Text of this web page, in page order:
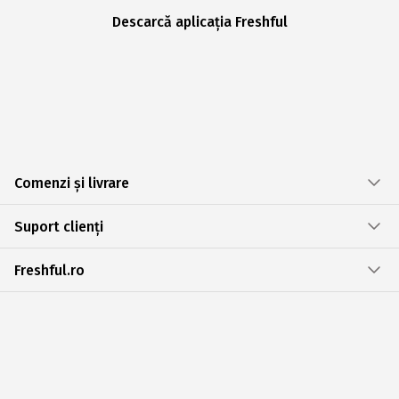
Descarcă aplicația Freshful
Comenzi și livrare
Suport clienți
Freshful.ro